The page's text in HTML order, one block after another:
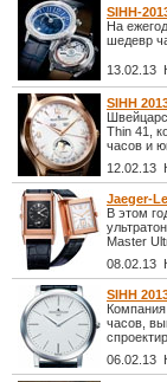
SIHH-
На
шедевр
13.02.13
SIHH
Thin 41,
часов и
12.02.13
Jaeger-
В этом
Master
08.02.13
SIHH
часов,
06.02.13